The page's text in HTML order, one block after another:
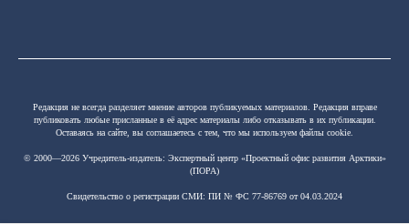
Редакция не всегда разделяет мнение авторов публикуемых материалов. Редакция вправе
публиковать любые присланные в её адрес материалы либо отказывать в их публикации.
Оставаясь на сайте, вы соглашаетесь с тем, что мы используем файлы cookie.
© 2000—2026 Учредитель-издатель: Экспертный центр «Проектный офис развития Арктики»
(ПОРА)
Свидетельство о регистрации СМИ: ПИ № ФС 77-86769 от 04.03.2024